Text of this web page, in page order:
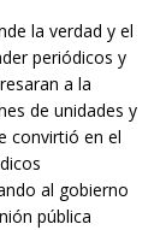
la verdad y el
periódicos y
a la
de unidades y
convirtió en el
al gobierno
pública